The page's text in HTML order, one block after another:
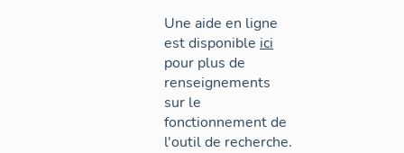
Une aide en ligne
est disponible ici
pour plus de
renseignements
sur le
fonctionnement de
l'outil de recherche.